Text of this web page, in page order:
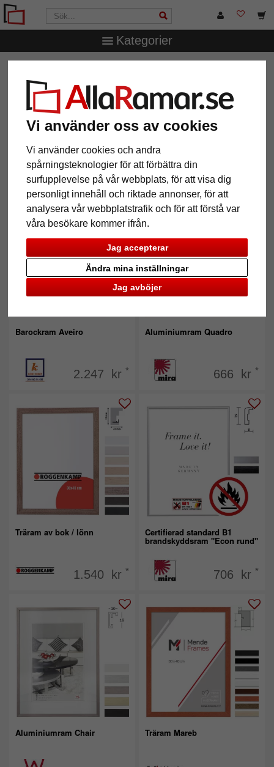
Vi använder oss av cookies
Vi använder cookies och andra
spårningsteknologier för att förbättra din
surfupplevelse på vår webbplats, för att visa dig
personligt innehåll och riktade annonser, för att
analysera vår webbplatstrafik och för att förstå var
våra besökare kommer ifrån.
Jag accepterar
Jag avböjer
Ändra mina inställningar
Kategorier
12 Artiklar Populärast
Grid
Barockram Aveiro
2.247 kr *
Aluminiumram Quadro
666 kr *
Träram av bok / lönn
1.540 kr *
Certifierad standard B1
brandskyddsram "Econ rund"
706 kr *
Aluminiumram Chair Träram Mareb